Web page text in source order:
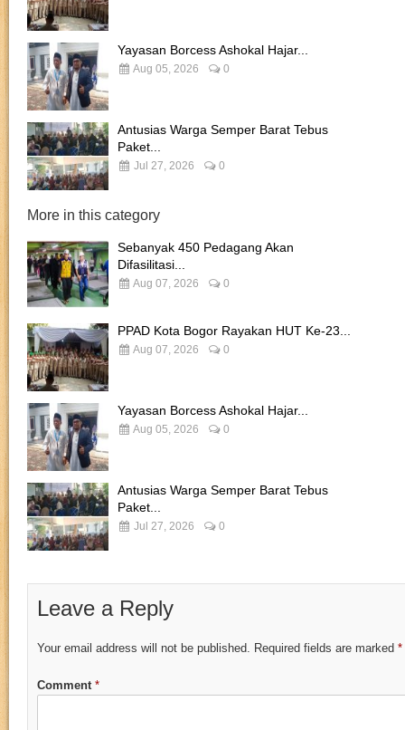
Yayasan Borcess Ashokal Hajar...
Aug 05, 2026 0
Antusias Warga Semper Barat Tebus
Paket...
Jul 27, 2026 0
More in this category
Sebanyak 450 Pedagang Akan
Difasilitasi...
Aug 07, 2026 0
PPAD Kota Bogor Rayakan HUT Ke-23...
Aug 07, 2026 0
Yayasan Borcess Ashokal Hajar...
Aug 05, 2026 0
Antusias Warga Semper Barat Tebus
Paket...
Jul 27, 2026 0
Leave a Reply
Your email address will not be published. Required fields are marked *
Comment *